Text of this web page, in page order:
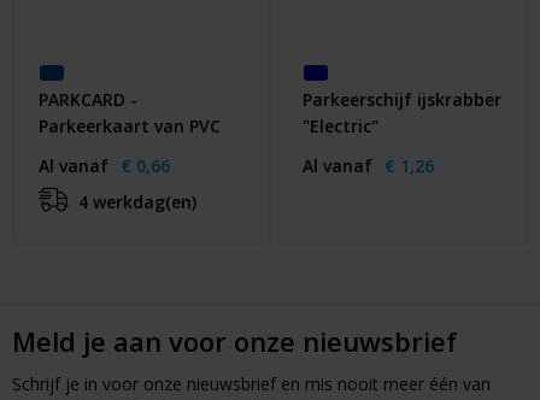
PARKCARD -
Parkeerkaart van PVC
Al vanaf € 0,66
4 werkdag(en)
Parkeerschijf ijskrabber
"Electric"
Al vanaf € 1,26
Meld je aan voor onze nieuwsbrief
Schrijf je in voor onze nieuwsbrief en mis nooit meer één van